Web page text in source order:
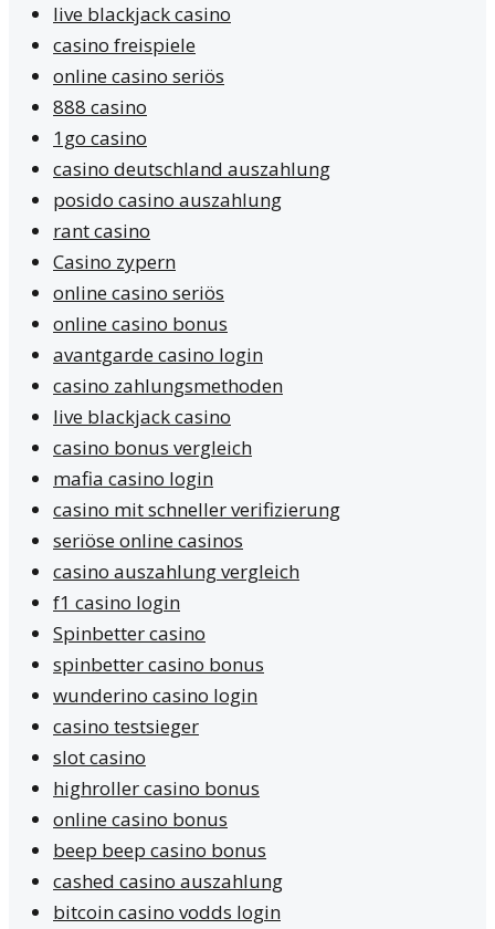
live blackjack casino
casino freispiele
online casino seriös
888 casino
1go casino
casino deutschland auszahlung
posido casino auszahlung
rant casino
Casino zypern
online casino seriös
online casino bonus
avantgarde casino login
casino zahlungsmethoden
live blackjack casino
casino bonus vergleich
mafia casino login
casino mit schneller verifizierung
seriöse online casinos
casino auszahlung vergleich
f1 casino login
Spinbetter casino
spinbetter casino bonus
wunderino casino login
casino testsieger
slot casino
highroller casino bonus
online casino bonus
beep beep casino bonus
cashed casino auszahlung
bitcoin casino vodds login